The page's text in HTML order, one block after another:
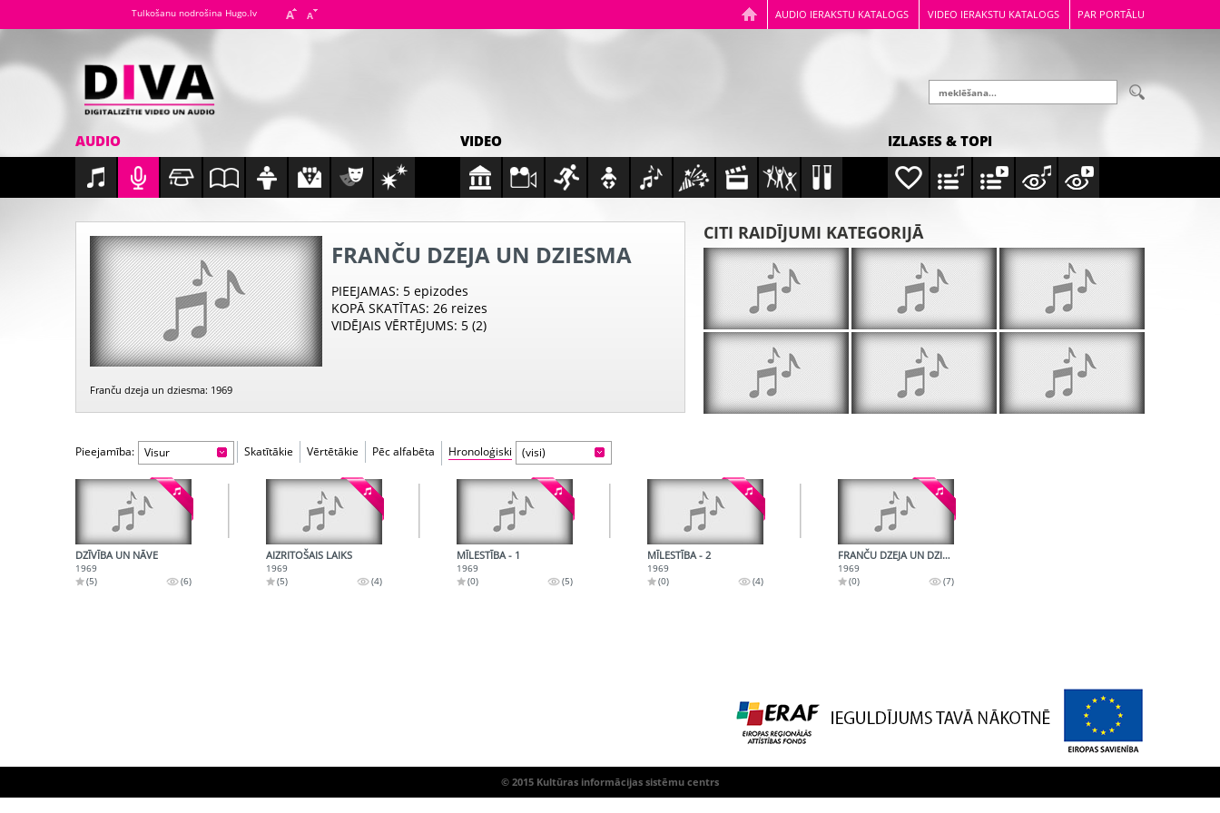
AUDIO IERAKSTU KATALOGS VIDEO IERAKSTU KATALOGS PAR PORTĀLU
Tulkošanu nodrošina Hugo.lv
AUDIO VIDEO IZLASES & TOPI
FRANČU DZEJA UN DZIESMA
PIEEJAMAS: 5 epizodes
KOPĀ SKATĪTAS: 26 reizes
VIDĒJAIS VĒRTĒJUMS: 5 (2)
Franču dzeja un dziesma: 1969
CITI RAIDĪJUMI KATEGORIJĀ
Pieejamība: Visur Skatītākie Vērtētākie Pēc alfabēta Hronoloģiski (visi)
DZĪVĪBA UN NĀVE
1969
(5)
(6)
AIZRITOŠAIS LAIKS
1969
(5)
(4)
MĪLESTĪBA - 1
1969
(0)
(5)
MĪLESTĪBA - 2
1969
(0)
(4)
FRANČU DZEJA UN DZIESMA - 3. PĀRRAIDE - AIZRITOŠAIS LAIKS
1969
(0)
(7)
© 2015 Kultūras informācijas sistēmu centrs